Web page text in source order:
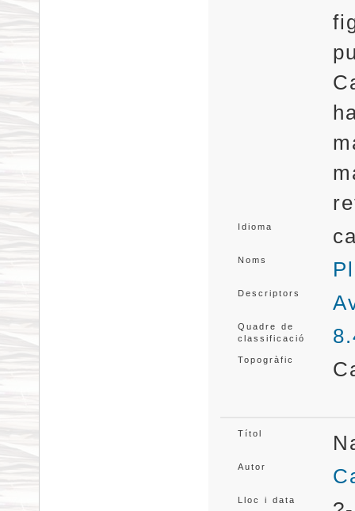
Idioma
Noms
Descriptors
Quadre de
classificació
Topogràfic
Títol
Autor
Lloc i data